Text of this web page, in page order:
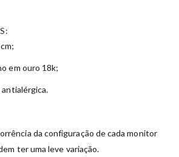
em ouro 18k;
da configuração de cada monitor
ter uma leve variação.